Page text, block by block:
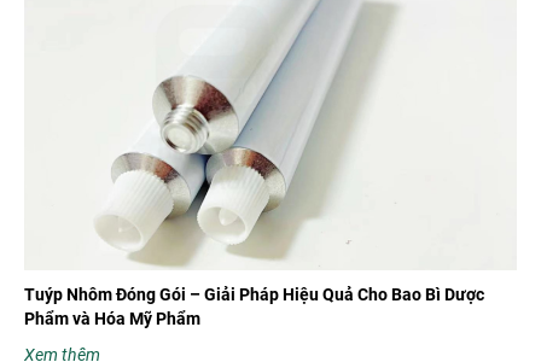
Tuýp Nhôm Đóng Gói – Giải Pháp Hiệu Quả Cho Bao Bì Dược
Phẩm và Hóa Mỹ Phẩm
Xem thêm